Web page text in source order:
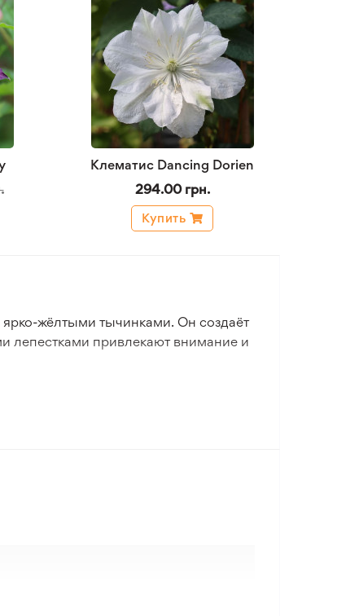
Клематис Dancing Dorien
294.00 грн.
Купить
жёлтыми тычинками. Он создаёт
лепестками привлекают внимание и